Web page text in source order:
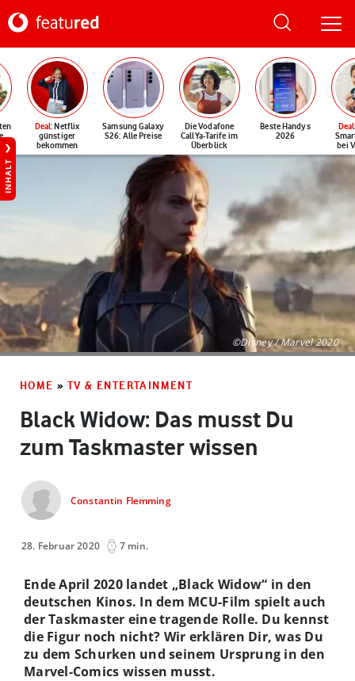
Deal: Netflix
günstiger
bekommen
Samsung Galaxy
S26: Alle Preise
Die Vodafone
CallYa-Tarife im
Überblick
Beste Handys
2026
Deal
bei
INHALT
©Disney / Marvel 2020
HOME » TV & ENTERTAINMENT
Black Widow: Das musst Du
zum Taskmaster wissen
Constantin Flemming
28. Februar 2020 7 min.
Ende April 2020 landet „Black Widow“ in den
deutschen Kinos. In dem MCU-Film spielt auch
der Taskmaster eine tragende Rolle. Du kennst
die Figur noch nicht? Wir erklären Dir, was Du
zu dem Schurken und seinem Ursprung in den
Marvel-Comics wissen musst.